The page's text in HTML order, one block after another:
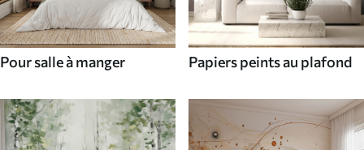
Pour salle à manger Papiers peints au plafond